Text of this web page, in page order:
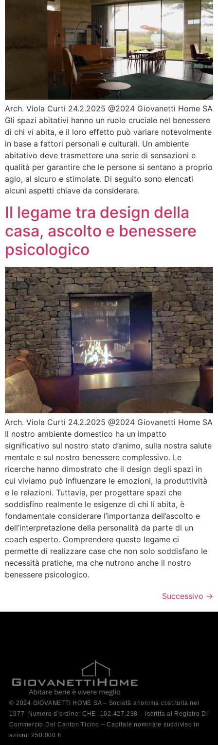
Arch. Viola Curti 24.2.2025 @2024 Giovanetti Home SA
Gli spazi abitativi hanno un ruolo cruciale nel benessere
di chi vi abita, e il loro effetto può variare notevolmente
in base a fattori personali e culturali. Un ambiente
abitativo deve trasmettere una serie di sensazioni e
qualità per garantire che le persone si sentano a proprio
agio, al sicuro e stimolate. Di seguito sono elencati
alcuni aspetti chiave da considerare.
Il legame tra design della
casa, ascolto e benessere
psicologico
Arch. Viola Curti 24.2.2025 @2024 Giovanetti Home SA
Il nostro ambiente domestico ha un impatto
significativo sul nostro stato d’animo, sulla nostra salute
mentale e sul nostro benessere complessivo. Le
ricerche hanno dimostrato che il design degli spazi in
cui viviamo può influenzare le emozioni, la produttività
e le relazioni. Tuttavia, per progettare spazi che
soddisfino realmente le esigenze di chi li abita, è
fondamentale considerare l’importanza dell’ascolto e
dell’interpretazione della personalità da parte di un
coach esperto. Comprendere questo legame ci
permette di realizzare case che non solo soddisfano le
necessità pratiche, ma che nutrono anche il nostro
benessere psicologico.
Successivo →
© 2024 GIOVANETTI HOME SA – Società anonima costituita nel
1977 Numero d’ordine: CHE -102.427.238 – Iscritta al Registro Di
Commercio Del Canton Ticino – Capitale nominale suddiviso in
azioni: 250.000 fr.